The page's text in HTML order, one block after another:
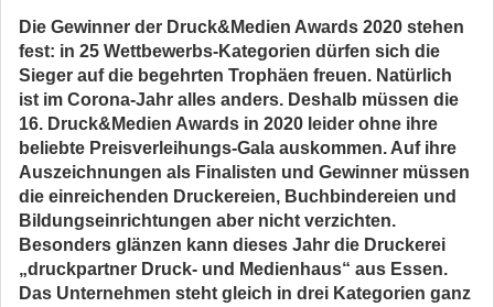
Die Gewinner der Druck&Medien Awards 2020 stehen
fest: in 25 Wettbewerbs-Kategorien dürfen sich die
Sieger auf die begehrten Trophäen freuen. Natürlich
ist im Corona-Jahr alles anders. Deshalb müssen die
16. Druck&Medien Awards in 2020 leider ohne ihre
beliebte Preisverleihungs-Gala auskommen. Auf ihre
Auszeichnungen als Finalisten und Gewinner müssen
die einreichenden Druckereien, Buchbindereien und
Bildungseinrichtungen aber nicht verzichten.
Besonders glänzen kann dieses Jahr die Druckerei
„druckpartner Druck- und Medienhaus“ aus Essen.
Das Unternehmen steht gleich in drei Kategorien ganz